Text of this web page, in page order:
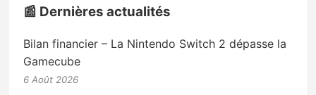
📰 Dernières actualités
Bilan financier – La Nintendo Switch 2 dépasse la
Gamecube
6 Août 2026